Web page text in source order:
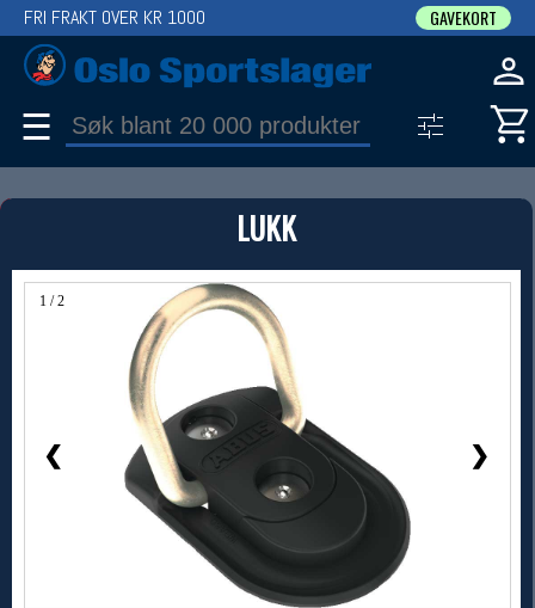
LUKK
1 / 2
❮ ❯
FRI FRAKT OVER KR 1000 GAVEKORT
☰
PRODUKT
Produkter (1)
Bruk filter til å spisse søket